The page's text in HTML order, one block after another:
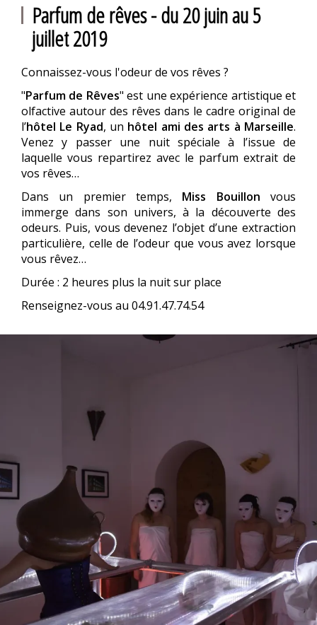
Parfum de rêves - du 20 juin au 5
juillet 2019
Connaissez-vous l'odeur de vos rêves ?
"Parfum de Rêves" est une expérience artistique et
olfactive autour des rêves dans le cadre original de
l’hôtel Le Ryad, un hôtel ami des arts à Marseille.
Venez y passer une nuit spéciale à l’issue de
laquelle vous repartirez avec le parfum extrait de
vos rêves…
Dans un premier temps, Miss Bouillon vous
immerge dans son univers, à la découverte des
odeurs. Puis, vous devenez l’objet d’une extraction
particulière, celle de l’odeur que vous avez lorsque
vous rêvez…
Durée : 2 heures plus la nuit sur place
Renseignez-vous au 04.91.47.74.54